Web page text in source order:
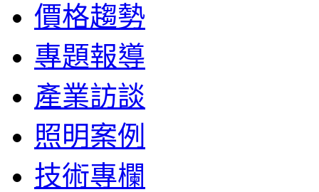
價格趨勢
專題報導
產業訪談
照明案例
技術專欄